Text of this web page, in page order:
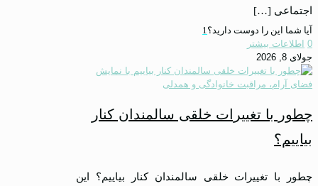
اجتماعی […]
آیا شما این را دوست دارید؟ 1
0 اطلاعات بیشتر
جولای 8, 2026
چطور با تغییرات خلقی سالمندان کنار
بیاییم؟
چطور با تغییرات خلقی سالمندان کنار بیاییم؟ این